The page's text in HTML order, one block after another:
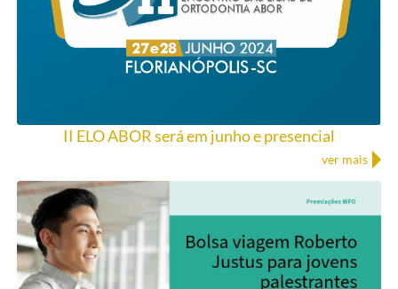
II ELO ABOR será em junho e presencial
ver mais